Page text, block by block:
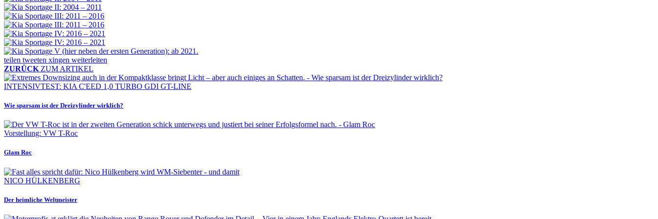
teilen tweeten xingen weiterleiten
ZURÜCK ZUM ARTIKEL
INTENSIVTEST: KIA C'EED 1,0 TURBO GDI GT-LINE
Wie sparsam ist der Dreizylinder wirklich?
Vorstellung: VW T-Roc
Glam Roc
NICO HÜLKENBERG
Der heimliche Weltmeister